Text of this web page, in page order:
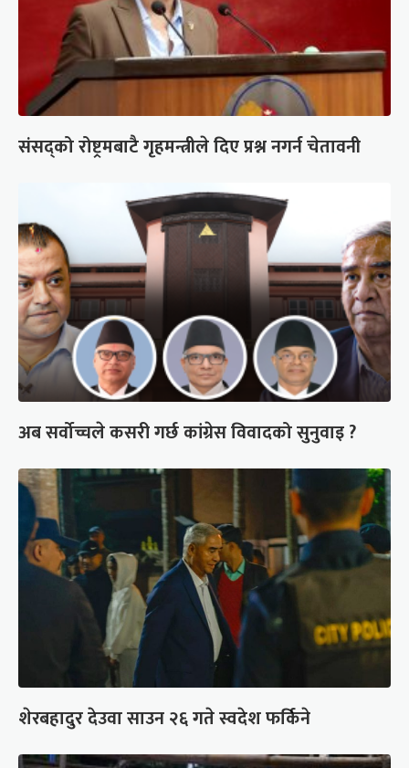
संसद्को रोष्ट्रमबाटै गृहमन्त्रीले दिए प्रश्न नगर्न चेतावनी
अब सर्वोच्चले कसरी गर्छ कांग्रेस विवादको सुनुवाइ ?
शेरबहादुर देउवा साउन २६ गते स्वदेश फर्किने